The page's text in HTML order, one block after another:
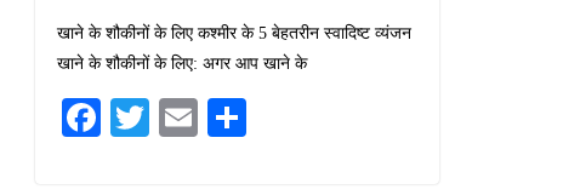
खाने के शौकीनों के लिए कश्मीर के 5 बेहतरीन स्वादिष्ट व्यंजन
खाने के शौकीनों के लिए: अगर आप खाने के
Fa T
E